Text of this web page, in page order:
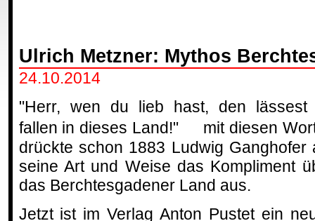
Ulrich Metzner: Mythos
24.10.2014
"Herr, wen du lieb hast, den lässest
fallen in dieses Land!" mit diesen
drückte schon 1883 Ludwig Ganghofer
seine Art und Weise das Kompliment
das Berchtesgadener Land aus.
Jetzt ist im Verlag Anton Pustet ein